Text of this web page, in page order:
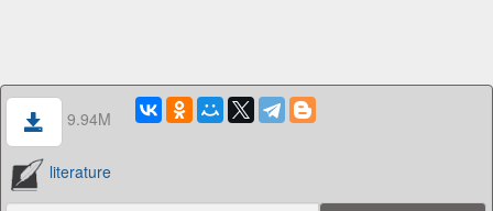
9.94M
literature